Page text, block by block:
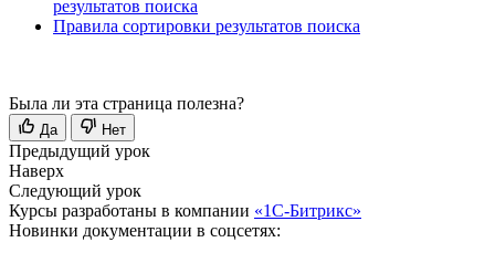
результатов поиска
Правила сортировки результатов поиска
Была ли эта страница полезна?
Да Нет
Предыдущий урок
Наверх
Следующий урок
Курсы разработаны в компании «1С-Битрикс»
Новинки документации в соцсетях: